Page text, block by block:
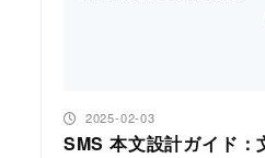
SMS 本文設計ガイド：
投稿日
2025-02-03